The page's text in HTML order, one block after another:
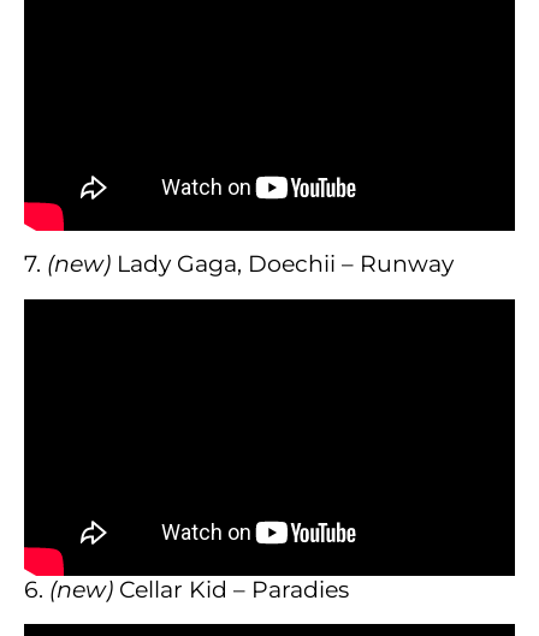
7. (new) Lady Gaga, Doechii – Runway
6. (new) Cellar Kid – Paradies